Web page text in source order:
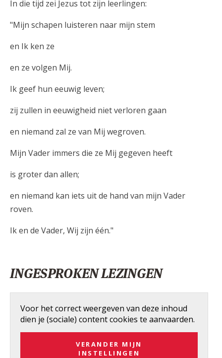
In die tijd zei Jezus tot zijn leerlingen:
"Mijn schapen luisteren naar mijn stem
en Ik ken ze
en ze volgen Mij.
Ik geef hun eeuwig leven;
zij zullen in eeuwigheid niet verloren gaan
en niemand zal ze van Mij wegroven.
Mijn Vader immers die ze Mij gegeven heeft
is groter dan allen;
en niemand kan iets uit de hand van mijn Vader
roven.
Ik en de Vader, Wij zijn één."
INGESPROKEN LEZINGEN
Voor het correct weergeven van deze inhoud
dien je (sociale) content cookies te aanvaarden.
VERANDER MIJN
INSTELLINGEN